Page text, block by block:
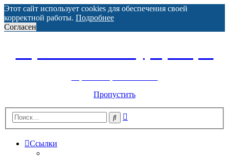
Этот сайт использует cookies для обеспечения своей
корректной работы. Подробнее
Согласен
Пропустить
Поиск
Ссылки